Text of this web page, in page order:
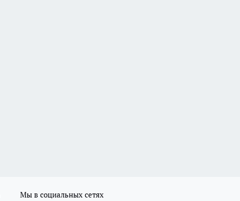
Мы в социальных сетях